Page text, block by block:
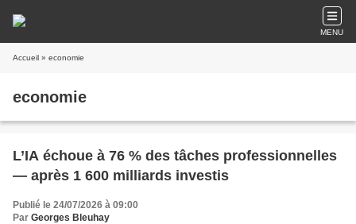
MENU
Accueil » economie
economie
L’IA échoue à 76 % des tâches professionnelles
— après 1 600 milliards investis
Publié le 24/07/2026 à 09:00
Par Georges Bleuhay